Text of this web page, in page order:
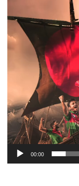
00:00